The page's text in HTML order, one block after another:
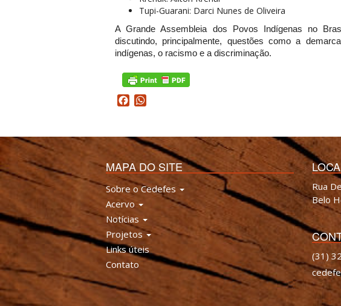
Tupi-Guarani: Darci Nunes de Oliveira
A Grande Assembleia dos Povos Indígenas no
discutindo, principalmente, questões como a
indígenas, o racismo e a discriminação.
Facebook
MAPA DO SITE
Sobre o Cedefes
Acervo
Notícias
Projetos
Links úteis
Contato
Rua
Belo
(31)